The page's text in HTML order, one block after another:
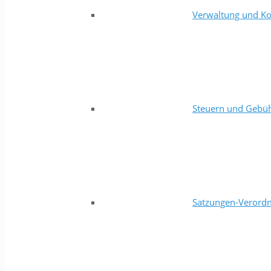
Verwaltung und
Steuern und
Satzungen-